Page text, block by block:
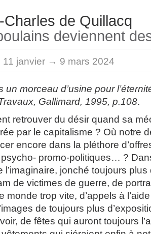
Charles de Quillacq
deviennent
11 janvier → 9 mars 2024
un morceau d’usine pour
Gallimard, 1995, p.108.
retrouver du désir quand sa
par le capitalisme ? Où notre
encore dans la pléthore
psycho- promo-politiques… ?
l’imaginaire, jonché toujours plus
de victimes de guerre, de
monde trop vite, d’appels à
de toujours plus
de fêtes qui auront toujours